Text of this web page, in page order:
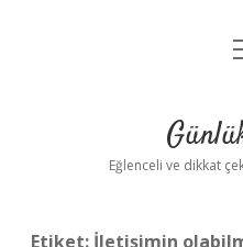
Eğlenceli ve dikkat
Etiket: İletişimin